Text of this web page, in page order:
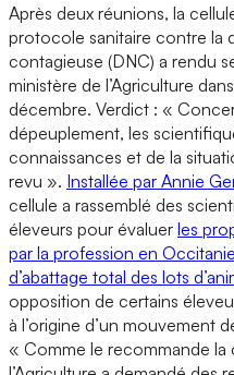
Après deux réunions, la
protocole sanitaire contre la
contagieuse (DNC) a rendu
ministère de l’Agriculture
décembre. Verdict : «
dépeuplement, les
connaissances et de la
revu ». Installée par Annie
cellule a rassemblé des
éleveurs pour évaluer les
par la profession en Occitanie
d’abattage total des lots
opposition de certains
à l’origine d’un mouvement
« Comme le recommande la